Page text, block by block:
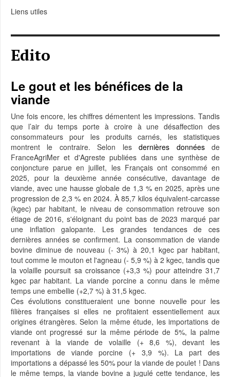
Liens utiles
Edito
Le gout et les bénéfices de la
viande
Une fois encore, les chiffres démentent les impressions. Tandis
que l’air du temps porte à croire à une désaffection des
consommateurs pour les produits carnés, les statistiques
montrent le contraire. Selon lesdernières donnéesde
FranceAgriMer et d'Agreste publiées dans une synthèse de
conjoncture parue en juillet, les Français ont consommé en
2025, pour la deuxième année consécutive, davantage de
viande, avec une hausse globale de 1,3 % en 2025, après une
progression de 2,3 % en 2024. À 85,7 kilos équivalent-carcasse
(kgec) par habitant, le niveau de consommation retrouve son
étiage de 2016, s'éloignant du point bas de 2023 marqué par
une inflation galopante. Les grandes tendances de ces
dernières années se confirment. La consommation de viande
bovine diminue de nouveau (- 3%) à 20,1 kgec par habitant,
tout comme le mouton et l'agneau (- 5,9 %) à 2 kgec, tandis que
la volaille poursuit sa croissance (+3,3 %) pour atteindre 31,7
kgec par habitant. La viande porcine a connu dans le même
temps une embellie (+2,7 %) à 31,5 kgec.
Ces évolutions constitueraient une bonne nouvelle pour les
filières françaises si elles ne profitaient essentiellement aux
origines étrangères. Selon la même étude, les importations de
viande ont progressé sur la même période de 5%, la palme
revenant à la viande de volaille (+ 8,6 %), devant les
importations de viande porcine (+ 3,9 %). La part des
importations a dépassé les 50% pour la viande de poulet ! Dans
le même temps, la viande bovine a jugulé cette tendance, les